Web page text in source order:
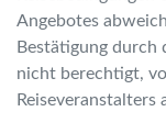
Angebotes
Bestätigung durch
nicht berechtigt,
Reiseveranstalters